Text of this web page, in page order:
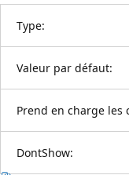
Type:
Valeur par défaut:
Prend en charge les
DontShow: